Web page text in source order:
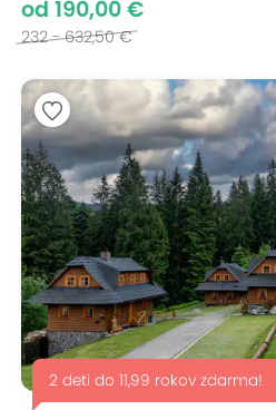
od 190,00 €
232 - 632,50 €
2 deti do 11,99 rokov zdarma!